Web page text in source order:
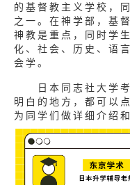
的基督教主义学校，
之一。在神学部，基
神教是重点，同时学
化、社会、历史、语
会学。
日本同志社大学考
明白的地方，都可以
为同学们做详细介绍